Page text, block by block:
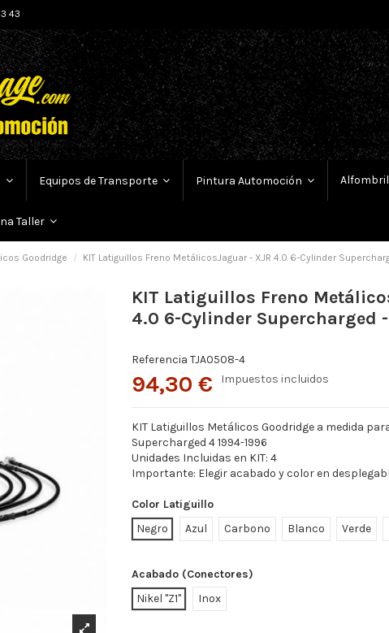
43
Equipos de Transporte Pintura Automoción
Taller
Goodridge KIT Latiguillos Freno MetálicosJaguar - XJR 4.0 6-Cylinder
KIT Latiguillos Freno
4.0 6-Cylinder Supercharged -
Referencia TJA0508-4
94,30 € Impuestos incluidos
KIT Latiguillos Metálicos Goodridge a medida
Supercharged 4 1994-1996
Unidades Incluidas en KIT: 4
Importante: Elegir acabado y color en
Color Latiguillo
Negro
Azul Carbono Blanco Verde
Acabado (Conectores)
Nikel "Z1"
Inox